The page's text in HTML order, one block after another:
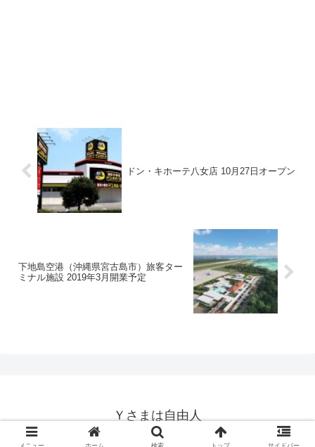
ドン・キホーテ八女店 10月27日オープン
下地島空港（沖縄県宮古島市）旅客ター
ミナル施設 2019年3月開業予定
Ｙさまは自由人
© 2014-2026 Ｙさまは自由人.
メニュー ホーム 検索 トップ サイドバー